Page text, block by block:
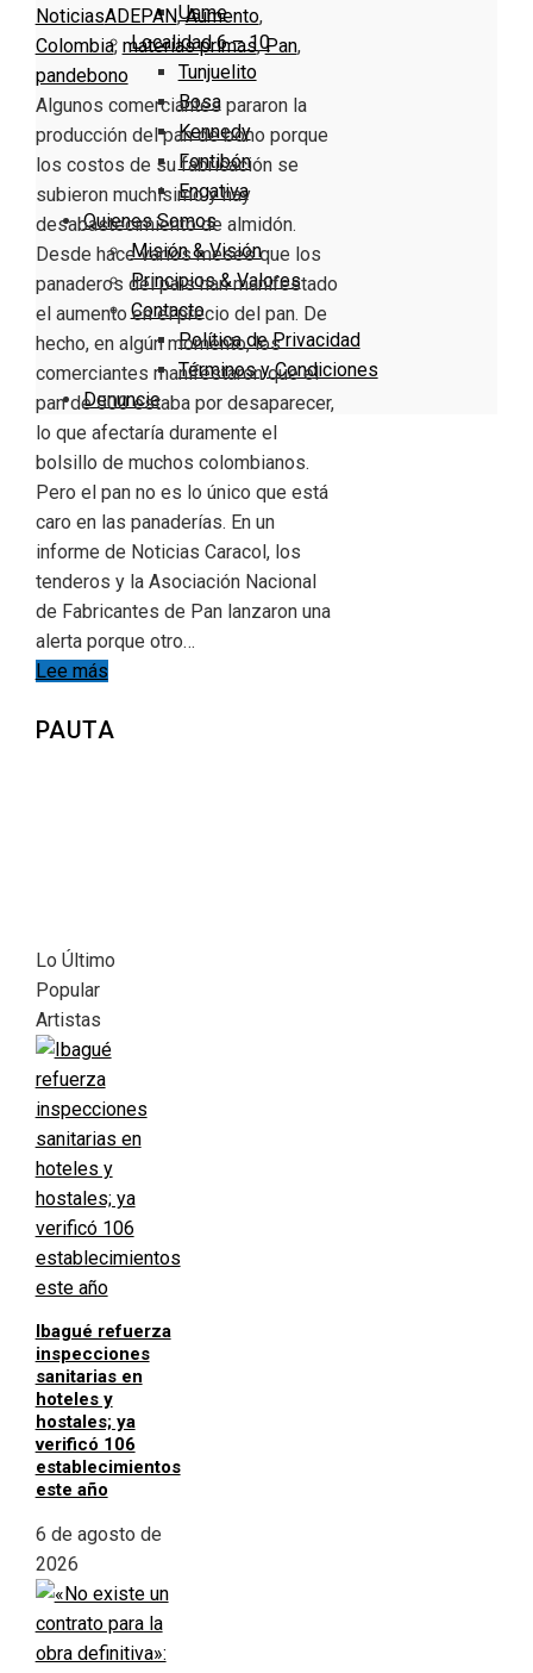
Usme
Localidad 6 – 10
Tunjuelito
Bosa
Kennedy
Fontibón
Engativa
Quienes Somos
Misión & Visión
Principios & Valores
Contacto
Política de Privacidad
Términos y Condiciones
Denuncie
NoticiasADEPAN,Aumento,
Colombia, materias primas,Pan,
pandebono
Algunos comerciantes pararon la
producción del pan de bono porque
los costos de su fabricación se
subieron muchísimo y hay
desabastecimiento de almidón.
Desde hace varios meses que los
panaderos del país han manifestado
el aumento en el precio del pan. De
hecho, en algún momento, los
comerciantes manifestaron que el
pan de 500 estaba por desaparecer,
lo que afectaría duramente el
bolsillo de muchos colombianos.
Pero el pan no es lo único que está
caro en las panaderías. En un
informe de Noticias Caracol, los
tenderos y la Asociación Nacional
de Fabricantes de Pan lanzaron una
alerta porque otro…
Lee más
PAUTA
Lo Último
Popular
Artistas
Ibagué refuerza
inspecciones
sanitarias en
hoteles y
hostales; ya
verificó 106
establecimientos
este año
6 de agosto de
2026